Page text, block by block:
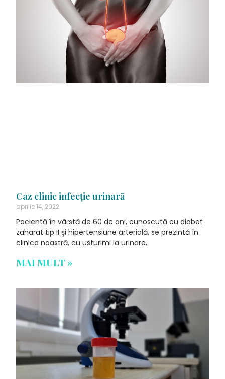
Caz clinic infecţie urinară
aprilie 14, 2022
Pacientă în vârstă de 60 de ani, cunoscută cu diabet
zaharat tip II şi hipertensiune arterială, se prezintă în
clinica noastră, cu usturimi la urinare,
MAI MULT »